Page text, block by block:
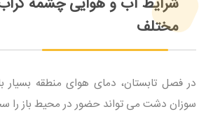
مختلف
در فصل تابستان، دمای هوای منطقه بسیار
سوزان دشت می تواند حضور در محیط باز را